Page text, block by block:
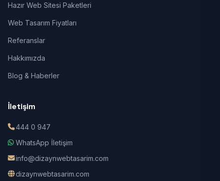
Hazır Web Sitesi Paketleri
Web Tasarım Fiyatları
Referanslar
Hakkımızda
Blog & Haberler
İletişim
444 0 947
WhatsApp İletişim
info@dizaynwebtasarim.com
dizaynwebtasarim.com